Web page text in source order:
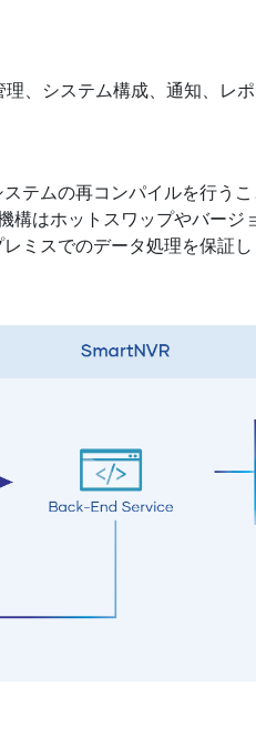
、システム構成、通知、レ
テムの再コンパイルを行う
はホットスワップやバージ
ミスでのデータ処理を保証し